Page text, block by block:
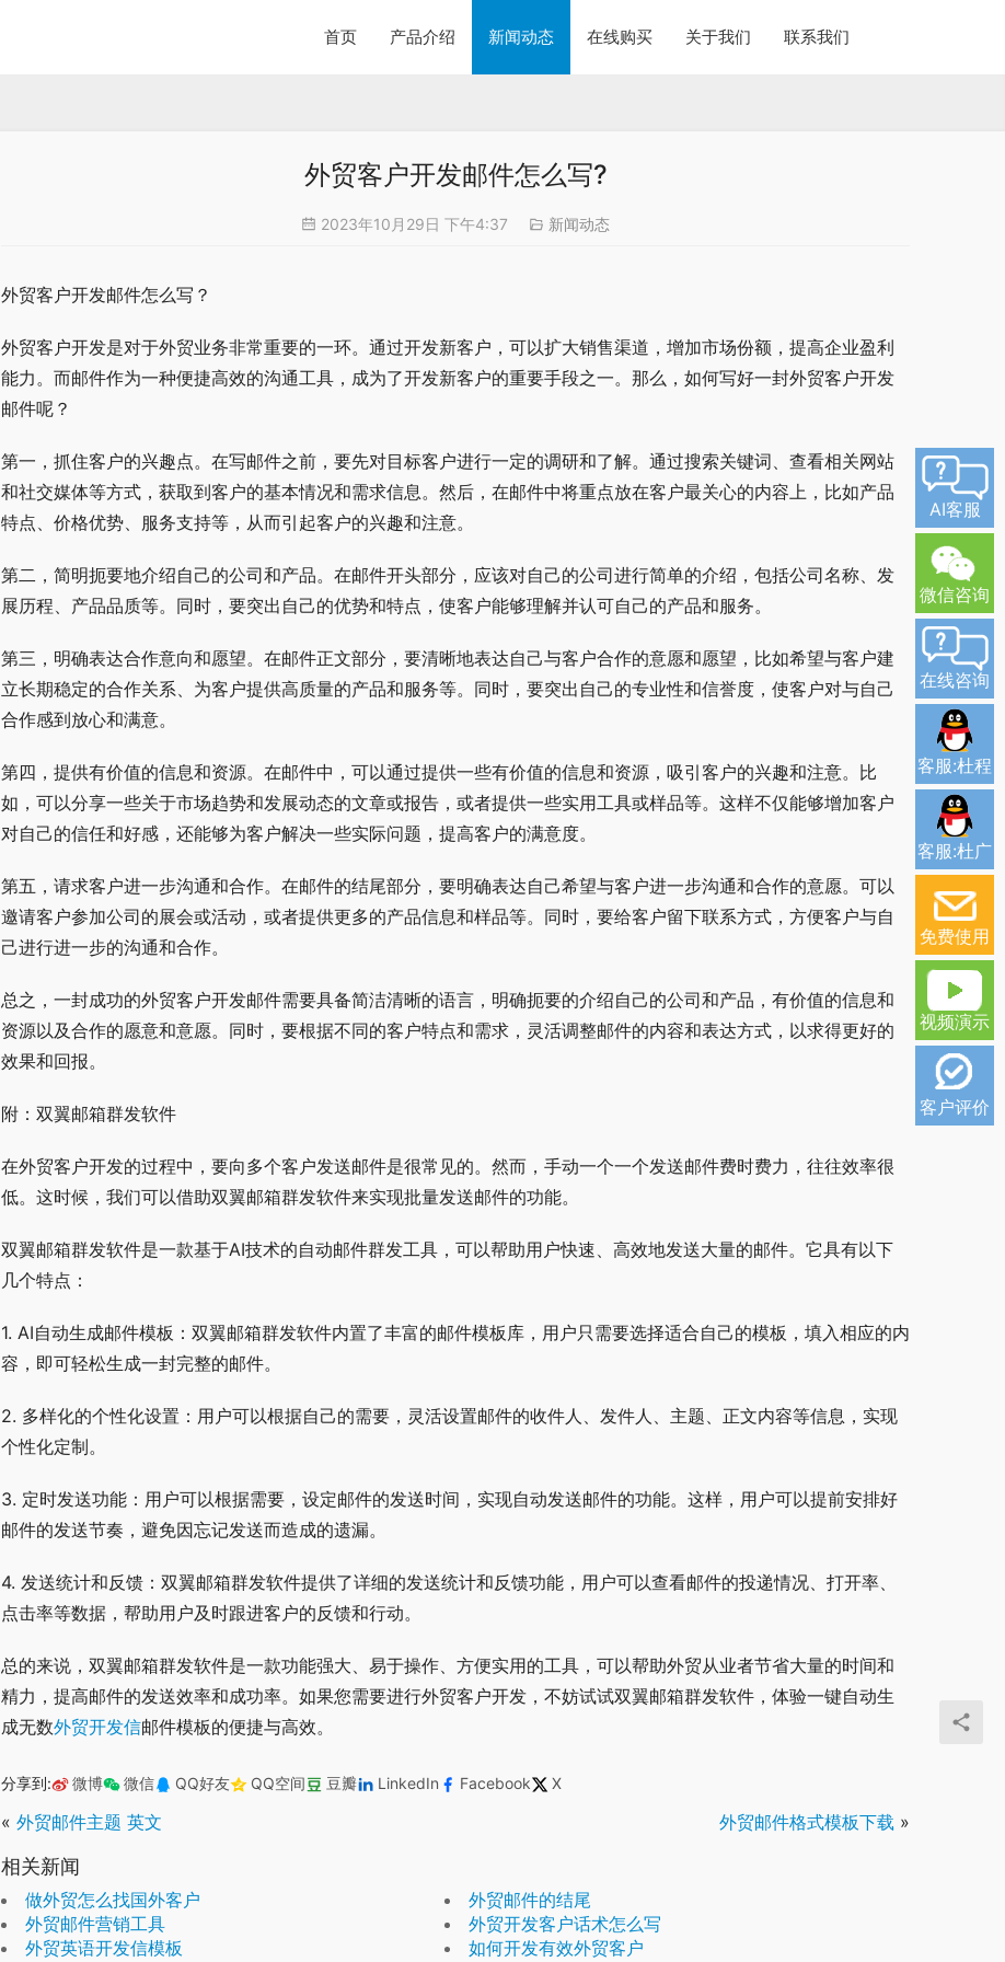
首页 产品介绍 新闻动态 在线购买 关于我们 联系我们
外贸客户开发邮件怎么写?
2023年10月29日 下午4:37 新闻动态
外贸客户开发邮件怎么写？
外贸客户开发是对于外贸业务非常重要的一环。通过开发新客户，可以扩大销售渠道，增加市场份额，提高企业盈利
能力。而邮件作为一种便捷高效的沟通工具，成为了开发新客户的重要手段之一。那么，如何写好一封外贸客户开发
邮件呢？
第一，抓住客户的兴趣点。在写邮件之前，要先对目标客户进行一定的调研和了解。通过搜索关键词、查看相关网站
和社交媒体等方式，获取到客户的基本情况和需求信息。然后，在邮件中将重点放在客户最关心的内容上，比如产品
特点、价格优势、服务支持等，从而引起客户的兴趣和注意。
第二，简明扼要地介绍自己的公司和产品。在邮件开头部分，应该对自己的公司进行简单的介绍，包括公司名称、发
展历程、产品品质等。同时，要突出自己的优势和特点，使客户能够理解并认可自己的产品和服务。
第三，明确表达合作意向和愿望。在邮件正文部分，要清晰地表达自己与客户合作的意愿和愿望，比如希望与客户建
立长期稳定的合作关系、为客户提供高质量的产品和服务等。同时，要突出自己的专业性和信誉度，使客户对与自己
合作感到放心和满意。
第四，提供有价值的信息和资源。在邮件中，可以通过提供一些有价值的信息和资源，吸引客户的兴趣和注意。比
如，可以分享一些关于市场趋势和发展动态的文章或报告，或者提供一些实用工具或样品等。这样不仅能够增加客户
对自己的信任和好感，还能够为客户解决一些实际问题，提高客户的满意度。
第五，请求客户进一步沟通和合作。在邮件的结尾部分，要明确表达自己希望与客户进一步沟通和合作的意愿。可以
邀请客户参加公司的展会或活动，或者提供更多的产品信息和样品等。同时，要给客户留下联系方式，方便客户与自
己进行进一步的沟通和合作。
总之，一封成功的外贸客户开发邮件需要具备简洁清晰的语言，明确扼要的介绍自己的公司和产品，有价值的信息和
资源以及合作的愿意和意愿。同时，要根据不同的客户特点和需求，灵活调整邮件的内容和表达方式，以求得更好的
效果和回报。
附：双翼邮箱群发软件
在外贸客户开发的过程中，要向多个客户发送邮件是很常见的。然而，手动一个一个发送邮件费时费力，往往效率很
低。这时候，我们可以借助双翼邮箱群发软件来实现批量发送邮件的功能。
双翼邮箱群发软件是一款基于AI技术的自动邮件群发工具，可以帮助用户快速、高效地发送大量的邮件。它具有以下
几个特点：
1. AI自动生成邮件模板：双翼邮箱群发软件内置了丰富的邮件模板库，用户只需要选择适合自己的模板，填入相应的内
容，即可轻松生成一封完整的邮件。
2. 多样化的个性化设置：用户可以根据自己的需要，灵活设置邮件的收件人、发件人、主题、正文内容等信息，实现
个性化定制。
3. 定时发送功能：用户可以根据需要，设定邮件的发送时间，实现自动发送邮件的功能。这样，用户可以提前安排好
邮件的发送节奏，避免因忘记发送而造成的遗漏。
4. 发送统计和反馈：双翼邮箱群发软件提供了详细的发送统计和反馈功能，用户可以查看邮件的投递情况、打开率、
点击率等数据，帮助用户及时跟进客户的反馈和行动。
总的来说，双翼邮箱群发软件是一款功能强大、易于操作、方便实用的工具，可以帮助外贸从业者节省大量的时间和
精力，提高邮件的发送效率和成功率。如果您需要进行外贸客户开发，不妨试试双翼邮箱群发软件，体验一键自动生
成无数外贸开发信邮件模板的便捷与高效。
分享到: 微博 微信 QQ好友 QQ空间 豆瓣 LinkedIn Facebook X
« 外贸邮件主题 英文 外贸邮件格式模板下载 »
相关新闻
做外贸怎么找国外客户
外贸邮件的结尾
外贸邮件营销工具
外贸开发客户话术怎么写
外贸英语开发信模板
如何开发有效外贸客户
AI客服
微信咨询
在线咨询
客服:杜程
客服:杜广
免费使用
视频演示
客户评价